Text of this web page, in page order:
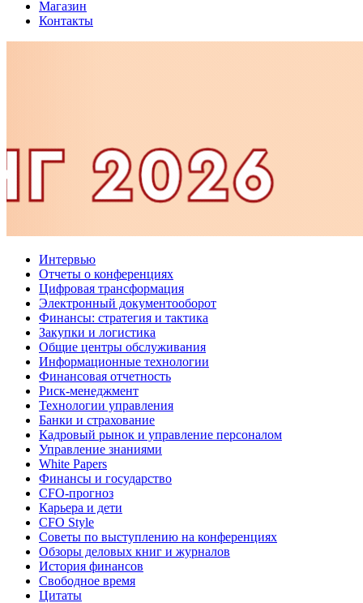
Магазин
Контакты
Интервью
Отчеты о конференциях
Цифровая трансформация
Электронный документооборот
Финансы: стратегия и тактика
Закупки и логистика
Общие центры обслуживания
Информационные технологии
Финансовая отчетность
Риск-менеджмент
Технологии управления
Банки и страхование
Кадровый рынок и управление персоналом
Управление знаниями
White Papers
Финансы и государство
CFO-прогноз
Карьера и дети
CFO Style
Советы по выступлению на конференциях
Обзоры деловых книг и журналов
История финансов
Свободное время
Цитаты